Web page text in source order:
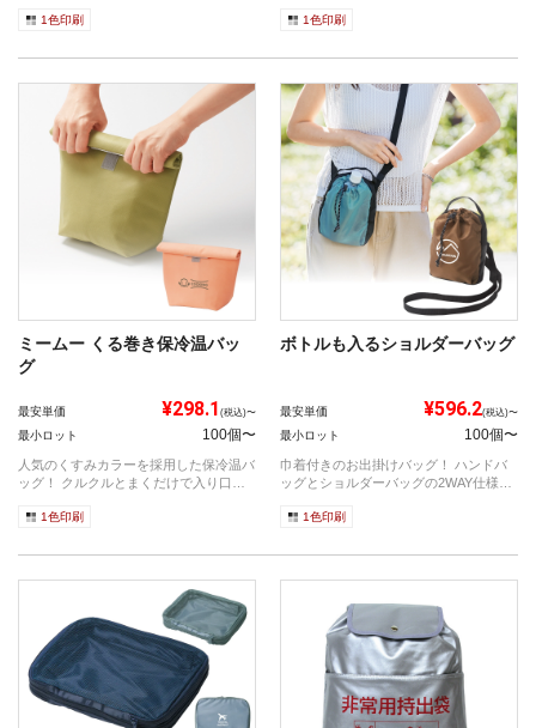
1色印刷 1色印刷
ミームー くる巻き保冷温バッ
グ
最安単価 ¥298.1 (税込)〜
最小ロット 100個〜
人気のくすみカラーを採用した保冷温バ
ッグ！ クルクルとまくだけで入り口を
1色印刷
ボトルも入るショルダーバッグ
最安単価 ¥596.2(税込)〜
最小ロット 100個〜
巾着付きのお出掛けバッグ！ ハンドバ
ッグとショルダーバッグの2WAY仕様の
1色印刷